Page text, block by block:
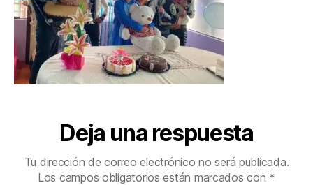
Deja una respuesta
Tu dirección de correo electrónico no será publicada.
Los campos obligatorios están marcados con *